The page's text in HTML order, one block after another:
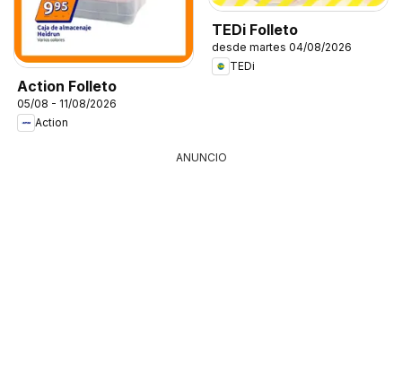
Action Folleto
05/08 - 11/08/2026
Action
TEDi Folleto
desde martes 04/08/2026
TEDi
ANUNCIO